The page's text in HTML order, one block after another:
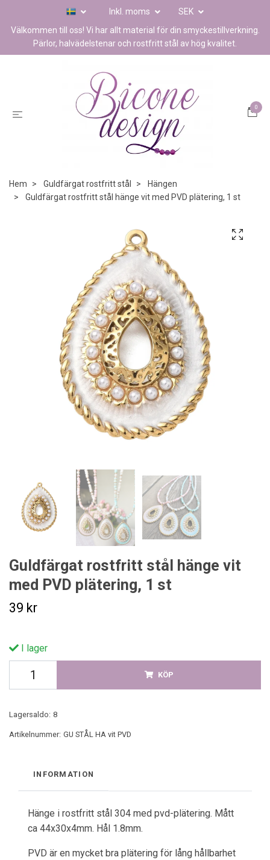
Inkl. moms
SEK
Välkommen till oss! Vi har allt material för din smyckestillverkning.
Pärlor, halvädelstenar och rostfritt stål av hög kvalitet.
0
Hem Guldfärgat rostfritt stål
Hängen
Guldfärgat rostfritt stål hänge vit med PVD plätering, 1 st
Guldfärgat rostfritt stål hänge vit
med PVD plätering, 1 st
39 kr
I lager
KÖP
Lagersaldo: 8
Artikelnummer: GU STÅL HA vit PVD
INFORMATION
Hänge i rostfritt stål 304 med pvd-plätering. Mått
ca 44x30x4mm. Hål 1.8mm.
PVD är en mycket bra plätering för lång hållbarhet